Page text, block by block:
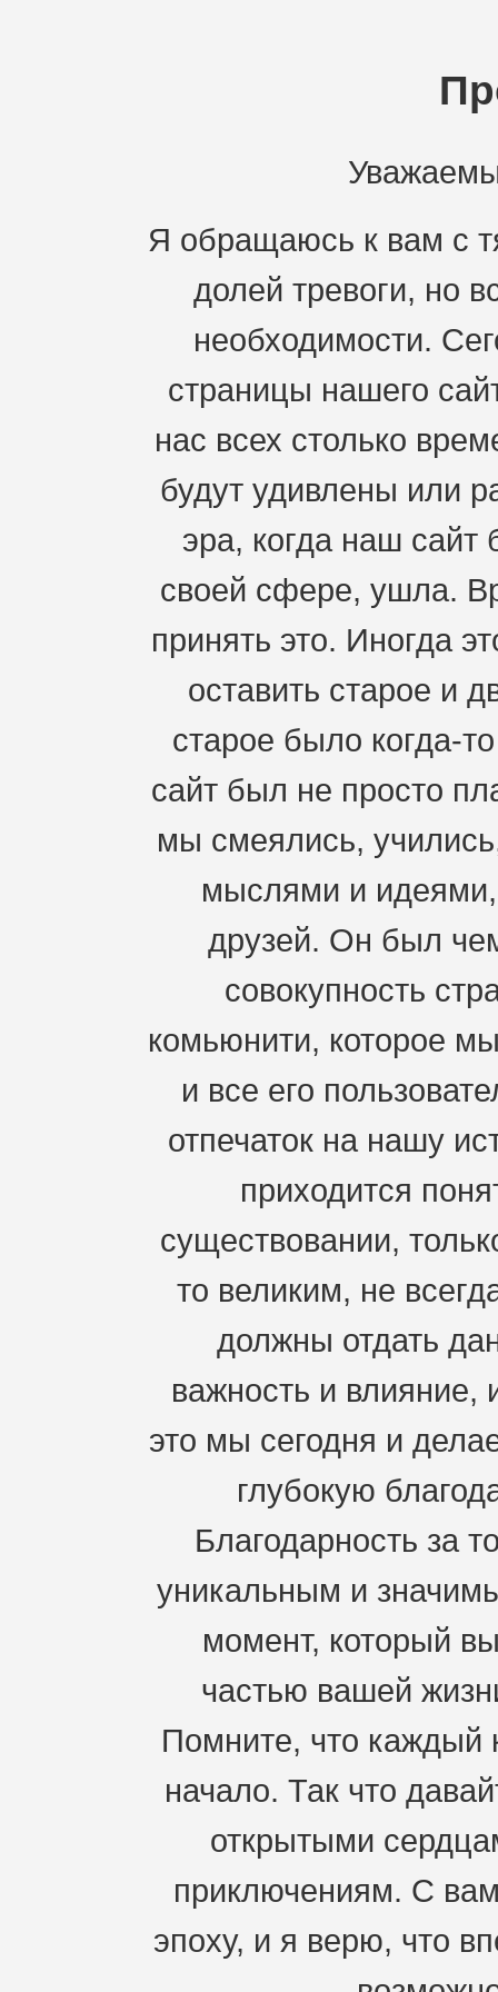
Я обращаюсь к вам с
долей тревоги, но
необходимости.
страницы нашего
нас всех столько
будут удивлены или
эра, когда наш
своей сфере, ушла.
принять это. Иногда
оставить старое и
старое было когда-
сайт был не просто
мы смеялись,
мыслями и
друзей. Он был
совокупность
комьюнити, которое
и все его
отпечаток на нашу
приходится
существовании,
то великим, не
должны отдать
важность и влияние,
это мы сегодня и
глубокую
Благодарность за
уникальным и
момент, который
частью вашей
Помните, что каждый
начало. Так что
открытыми
приключениям. С
эпоху, и я верю, что